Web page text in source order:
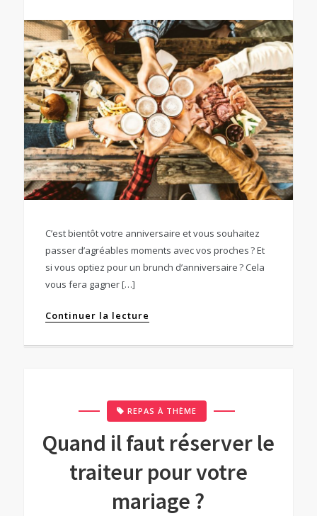
C’est bientôt votre anniversaire et vous souhaitez
passer d’agréables moments avec vos proches ? Et
si vous optiez pour un brunch d’anniversaire ? Cela
vous fera gagner […]
Continuer la lecture
REPAS À THÈME
Quand il faut réserver le
traiteur pour votre
mariage ?